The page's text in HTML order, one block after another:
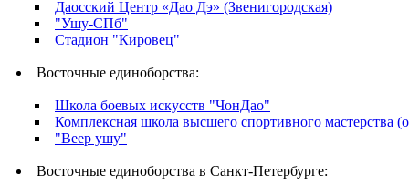
Даосский Центр «Дао Дэ» (Звенигородская)
"Ушу-СПб"
Стадион "Кировец"
Восточные единоборства:
Школа боевых искусств "ЧонДао"
Комплексная школа высшего спортивного мастерства
"Веер ушу"
Восточные единоборства в Санкт-Петербурге: